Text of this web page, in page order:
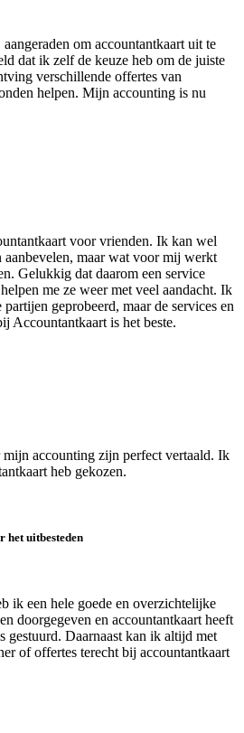
om accountantkaart uit te
dat ik zelf de keuze heb om de juiste
verschillende offertes van
helpen. Mijn accounting is nu
voor vrienden. Ik kan wel
aanbevelen, maar wat voor mij werkt
Gelukkig dat daarom een service
me ze weer met veel aandacht. Ik
geprobeerd, maar de services en
Accountantkaart is het beste.
accounting zijn perfect vertaald. Ik
heb gekozen.
uitbesteden
ik een hele goede en overzichtelijke
doorgegeven en accountantkaart heeft
gestuurd. Daarnaast kan ik altijd met
of offertes terecht bij accountantkaart